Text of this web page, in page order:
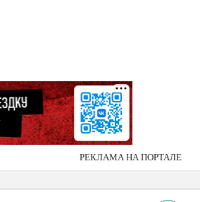
РЕКЛАМА НА ПОРТАЛЕ